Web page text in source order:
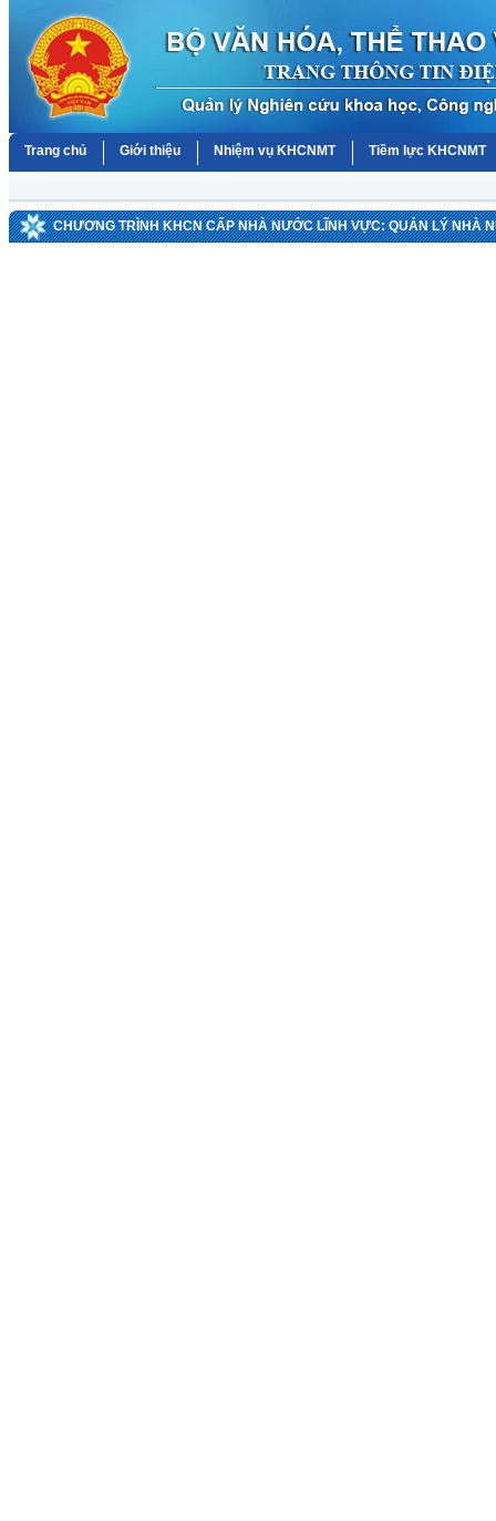
Trang chủ Giới thiệu Nhiệm vụ KHCNMT Tiềm lực KHCNMT
CHƯƠNG TRÌNH KHCN CẤP NHÀ NƯỚC LĨNH VỰC: QUẢN LÝ NHÀ